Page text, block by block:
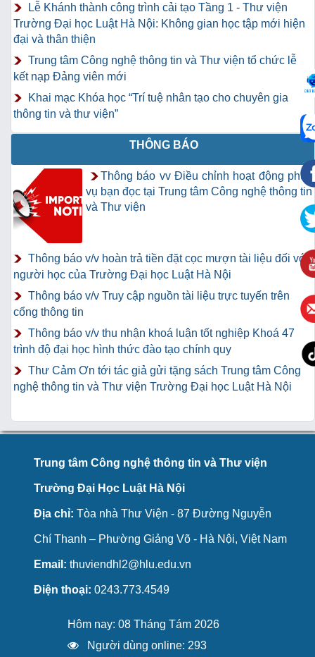
Lễ Khánh thành công trình cải tạo Tầng 1 - Thư viện
Trường Đại học Luật Hà Nội: Không gian học tập mới hiện
đại và thân thiện
Trung tâm Công nghệ thông tin và Thư viện tổ chức lễ
kết nạp Đảng viên mới
Khai mạc Khóa học “Trí tuệ nhân tạo cho chuyên gia
thông tin và thư viện”
THÔNG BÁO
Thông báo vv Điều chỉnh hoạt động phục
vụ bạn đọc tại Trung tâm Công nghệ thông tin
và Thư viện
Thông báo v/v hoàn trả tiền đặt cọc mượn tài liệu đối với
người học của Trường Đại học Luật Hà Nội
Thông báo v/v Truy cập nguồn tài liệu trực tuyến trên
cổng thông tin
Thông báo v/v thu nhận khoá luận tốt nghiệp Khoá 47
trình độ đại học hình thức đào tạo chính quy
Thư Cảm Ơn tới tác giả gửi tặng sách Trung tâm Công
nghệ thông tin và Thư viện Trường Đại học Luật Hà Nội
Trung tâm Công nghệ thông tin và Thư viện
Trường Đại Học Luật Hà Nội
Địa chỉ: Tòa nhà Thư Viện - 87 Đường Nguyễn
Chí Thanh – Phường Giảng Võ - Hà Nội, Việt Nam
Email: thuviendhl2@hlu.edu.vn
Điện thoại: 0243.773.4549
Hôm nay: 08 Tháng Tám 2026
Người dùng online: 293